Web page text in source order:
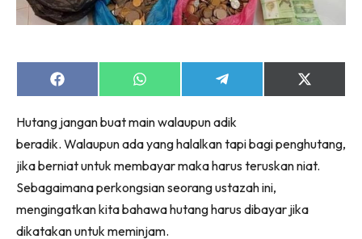
Share
on
Share
on
Share
on
Share
on
Hutang jangan buat main walaupun adik
beradik. Walaupun ada yang halalkan tapi bagi penghutang,
jika berniat untuk membayar maka harus teruskan niat.
Sebagaimana perkongsian seorang ustazah ini,
mengingatkan kita bahawa hutang harus dibayar jika
dikatakan untuk meminjam.